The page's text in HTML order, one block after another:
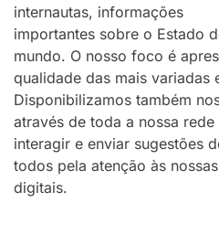
internautas, informações
importantes sobre o Estado
mundo. O nosso foco é
qualidade das mais variadas
Disponibilizamos também
através de toda a nossa
interagir e enviar sugestões
todos pela atenção às
digitais.